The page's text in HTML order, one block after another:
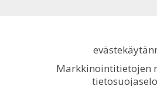
Markkinointitietojen